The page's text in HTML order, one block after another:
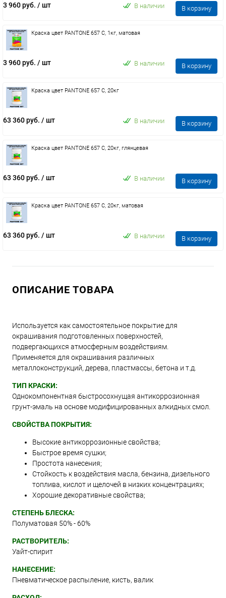
3 960 руб. / шт В наличии В корзину
Краска цвет PANTONE 657 C, 1кг, матовая
3 960 руб. / шт В наличии В корзину
Краска цвет PANTONE 657 C, 20кг
63 360 руб. / шт В наличии В корзину
Краска цвет PANTONE 657 C, 20кг, глянцевая
63 360 руб. / шт В наличии В корзину
Краска цвет PANTONE 657 C, 20кг, матовая
63 360 руб. / шт В наличии В корзину
ОПИСАНИЕ ТОВАРА
Используется как самостоятельное покрытие для
окрашивания подготовленных поверхностей,
подвергающихся атмосферным воздействиям.
Применяется для окрашивания различных
металлоконструкций, дерева, пластмассы, бетона и т.д.
ТИП КРАСКИ:
Однокомпонентная быстросохнущая антикоррозионная
грунт-эмаль на основе модифицированных алкидных смол.
СВОЙСТВА ПОКРЫТИЯ:
Высокие антикоррозионные свойства;
Быстрое время сушки;
Простота нанесения;
Стойкость к воздействия масла, бензина, дизельного
топлива, кислот и щелочей в низких концентрациях;
Хорошие декоративные свойства;
СТЕПЕНЬ БЛЕСКА:
Полуматовая 50% - 60%
РАСТВОРИТЕЛЬ:
Уайт-спирит
НАНЕСЕНИЕ:
Пневматическое распыление, кисть, валик